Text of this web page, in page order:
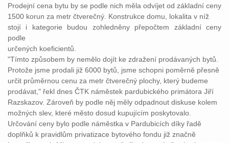
Prodejní cena bytu by se podle nich měla odvíjet od základní ceny
1500 korun za metr čtverečný. Konstrukce domu, lokalita v níž
stojí i kategorie budou zohledněny přepočtem základní ceny
podle
určených koeficientů.
"Tímto způsobem by nemělo dojít ke zdražení prodávaných bytů.
Protože jsme prodali již 6000 bytů, jsme schopni poměrně přesně
určit průměrnou cenu za metr čtverečný plochy, který budeme
prodávat," řekl dnes ČTK náměstek pardubického primátora Jiří
Razskazov. Zároveň by podle něj měly odpadnout diskuse kolem
možných slev, které město dosud kupujícím poskytovalo.
Určování ceny bylo podle náměstka v Pardubicích díky řadě
doplňků k pravidlům privatizace bytového fondu již značně